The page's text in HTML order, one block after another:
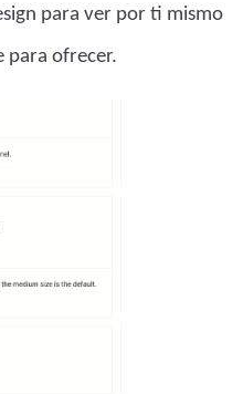
para ver por ti mismo
para ofrecer.